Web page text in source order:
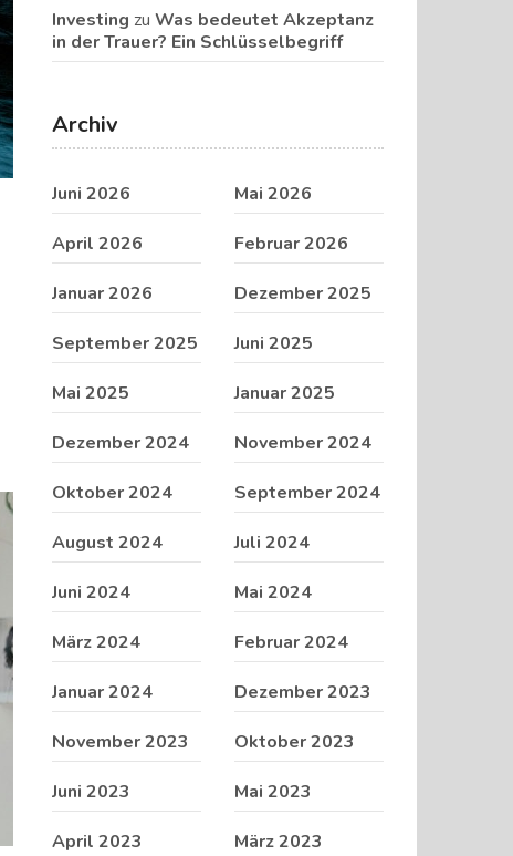
Investing zu Was bedeutet Akzeptanz
in der Trauer? Ein Schlüsselbegriff
Archiv
Juni 2026 Mai 2026
April 2026 Februar 2026
Januar 2026 Dezember 2025
September 2025 Juni 2025
Mai 2025 Januar 2025
Dezember 2024 November 2024
Oktober 2024 September 2024
August 2024 Juli 2024
Juni 2024 Mai 2024
März 2024 Februar 2024
Januar 2024 Dezember 2023
November 2023 Oktober 2023
Juni 2023 Mai 2023
April 2023 März 2023